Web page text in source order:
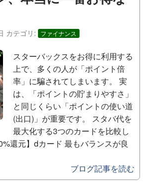
カテゴリ: ファイナンス
スターバックスをお得に利用する
上で、多くの人が「ポイント倍
率」に騙されてしまいます。 実
は、「ポイントの貯まりやすさ」
と同じくらい「ポイントの使い道
(出口)」が重要です。 スタバ代を
最大化する3つのカードを比較し
還元】dカード 最もバランスが良
ブログ記事を読む